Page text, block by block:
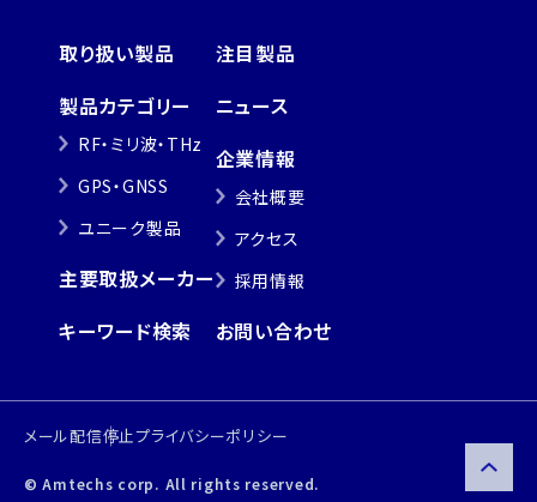
取り扱い製品
製品カテゴリー
RF・ミリ波・THz
GPS・GNSS
ユニーク製品
主要取扱メーカー
キーワード検索
注目製品
ニュース
企業情報
会社概要
アクセス
採用情報
お問い合わせ
© Amtechs corp. All rights reserved.
メール配信停止プライバシーポリシー